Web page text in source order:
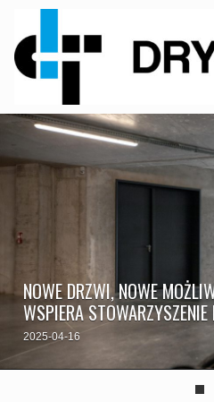
Skip
NOWE DRZWI, NOWE
WSPIERA STOWARZYSZENIE
2025-04-16